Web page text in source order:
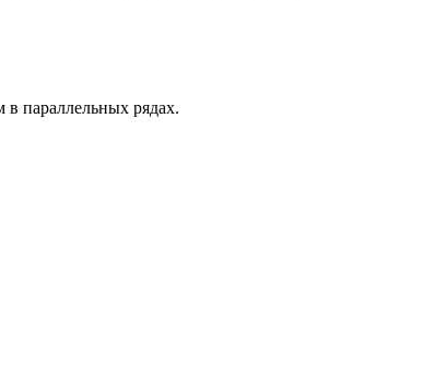
параллельных рядах.